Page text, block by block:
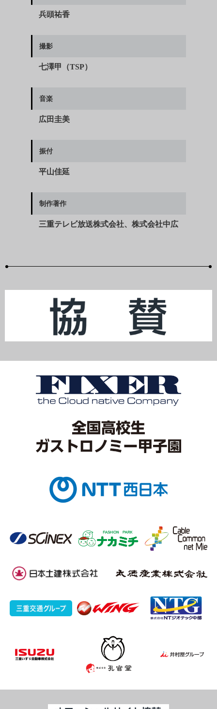
兵頭祐香
撮影
七澤甲（TSP）
音楽
広田圭美
振付
平山佳延
制作著作
三重テレビ放送株式会社、株式会社中広